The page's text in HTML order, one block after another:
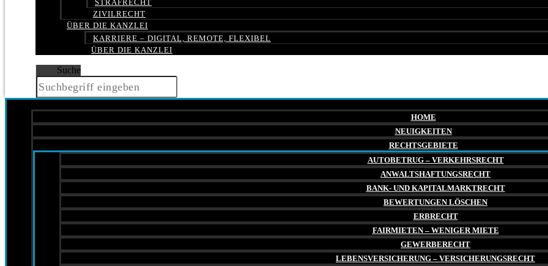
STRAFRECHT
ZIVILRECHT
ÜBER DIE KANZLEI
KARRIERE – DIGITAL, REMOTE, FLEXIBEL
ÜBER DIE KANZLEI
Suche
HOME
NEUIGKEITEN
RECHTSGEBIETE
AUTOBETRUG – VERKEHRSRECHT
ANWALTSHAFTUNGSRECHT
BANK- UND KAPITALMARKTRECHT
BEWERTUNGEN LÖSCHEN
ERBRECHT
FAIRMIETEN – WENIGER MIETE
GEWERBERECHT
LEBENSVERSICHERUNG – VERSICHERUNGSRECHT